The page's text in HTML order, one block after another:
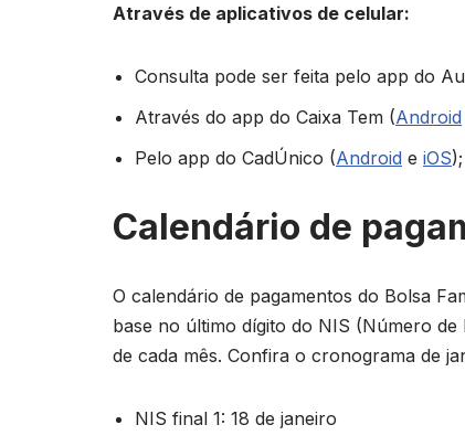
Através de aplicativos de celular:
Consulta pode ser feita pelo app do
Através do app do Caixa Tem (Android
Pelo app do CadÚnico (Android e iOS);
Calendário de
O calendário de pagamentos do Bolsa
base no último dígito do NIS (Número
de cada mês. Confira o cronograma de
NIS final 1: 18 de janeiro